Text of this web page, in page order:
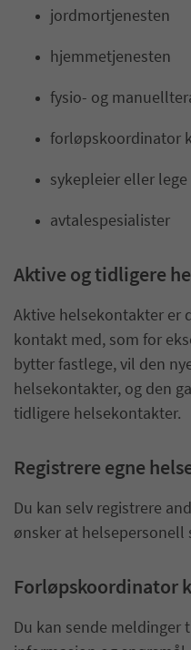
jordmortjenesten
hjemmetjenesten
fysio- og
forløpskoordinator
sykepleier eller lege
avtalespesialister
Aktive og tidligere
Aktive helsekontakter er
kontakt med, som for
bytter fastlege, vil den
helsekontakter, og den
tidligere helsekontakter.
Registrere egne
Du kan selv registrere
ønsker at helsepersonell
Forløpskoordinator
Du kan sende